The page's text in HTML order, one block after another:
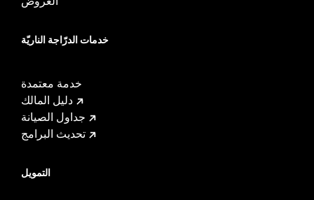
خدمات الدرّاجة الناريّة
خدمة معتمدة
دليل المالك
جداول الصيانة
تحديث البرامج
التمويل